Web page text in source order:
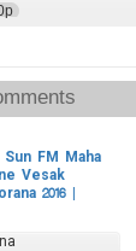
Sun FM Maha
Vesak
2016 |